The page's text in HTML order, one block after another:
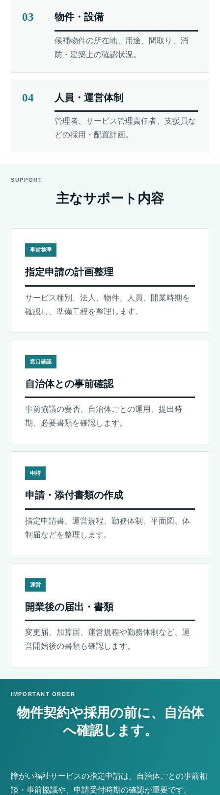
03 物件・設備
候補物件の所在地、用途、間取り、消
防・建築上の確認状況。
04 人員・運営体制
管理者、サービス管理責任者、支援員な
どの採用・配置計画。
SUPPORT
主なサポート内容
事前整理
指定申請の計画整理
サービス種別、法人、物件、人員、開業時期を
確認し、準備工程を整理します。
窓口確認
自治体との事前確認
事前協議の要否、自治体ごとの運用、提出時
期、必要書類を確認します。
申請
申請・添付書類の作成
指定申請書、運営規程、勤務体制、平面図、体
制届などを整理します。
運営
開業後の届出・書類
変更届、加算届、運営規程や勤務体制など、運
営開始後の書類も確認します。
IMPORTANT ORDER
物件契約や採用の前に、自治体
へ確認します。
障がい福祉サービスの指定申請は、自治体ごとの事前相
談・事前協議や、申請受付時期の確認が重要です。